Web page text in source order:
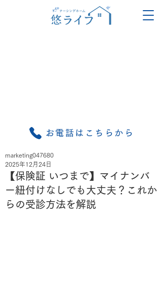
お電話はこちらから
【保険証 いつまで】マイナンバ
ー紐付けなしでも大丈夫？これか
らの受診方法を解説
marketing047680
2025年12月24日